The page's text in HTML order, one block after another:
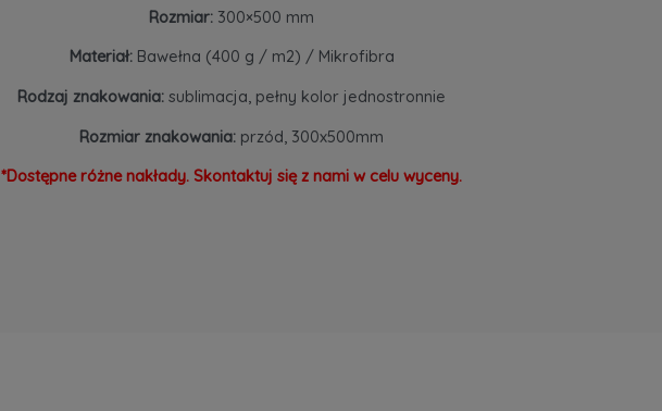
Rozmiar: 300×500 mm
Materiał:Bawełna (400 g / m2) / Mikrofibra
Rodzaj znakowania: sublimacja, pełny kolor jednostronnie
Rozmiar znakowania: przód, 300x500mm
*Dostępne różne nakłady. Skontaktuj się z nami w celu wyceny.